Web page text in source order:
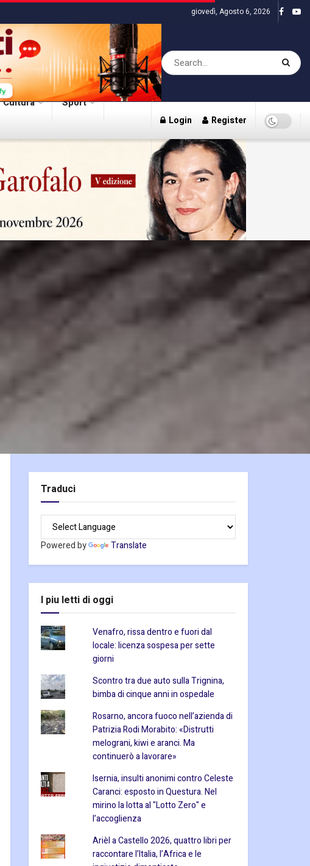
giovedì, Agosto 6, 2026
Cultura Sport
Login Register
Traduci
Powered by Translate
I piu letti di oggi
Venafro, rissa dentro e fuori dal
locale: licenza sospesa per sette
giorni
Scontro tra due auto sulla Trignina,
bimba di cinque anni in ospedale
Rosarno, ancora fuoco nell’azienda di
Patrizia Rodi Morabito: «Distrutti
melograni, kiwi e aranci. Ma
continuerò a lavorare»
Isernia, insulti anonimi contro Celeste
Caranci: esposto in Questura. Nel
mirino la lotta al "Lotto Zero" e
l’accoglienza
Arièl a Castello 2026, quattro libri per
raccontare l’Italia, l’Africa e le